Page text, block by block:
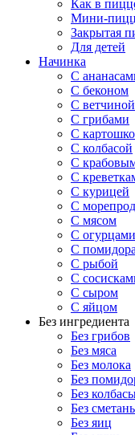
Как в
Мини-
Закрытая
Для детей
Начинка
С
С беконом
С ветчиной
С грибами
С
С колбасой
С
С
С курицей
С
С мясом
С огурцами
С
С рыбой
С
С сыром
С яйцом
Без ингредиента
Без грибов
Без мяса
Без молока
Без
Без
Без
Без яиц